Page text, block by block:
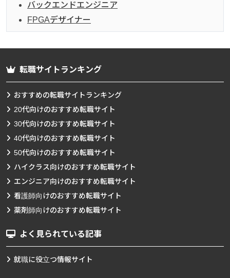
バックエンドエンジニア
FPGAデザイナー
転職サイトランキング
おすすめの転職サイトランキング
20代向けのおすすめ転職サイト
30代向けのおすすめ転職サイト
40代向けのおすすめ転職サイト
50代向けのおすすめ転職サイト
ハイクラス向けのおすすめ転職サイト
エンジニア向けのおすすめ転職サイト
看護師向けのおすすめ転職サイト
薬剤師向けのおすすめ転職サイト
よく見られている記事
就職に役立つ情報サイト